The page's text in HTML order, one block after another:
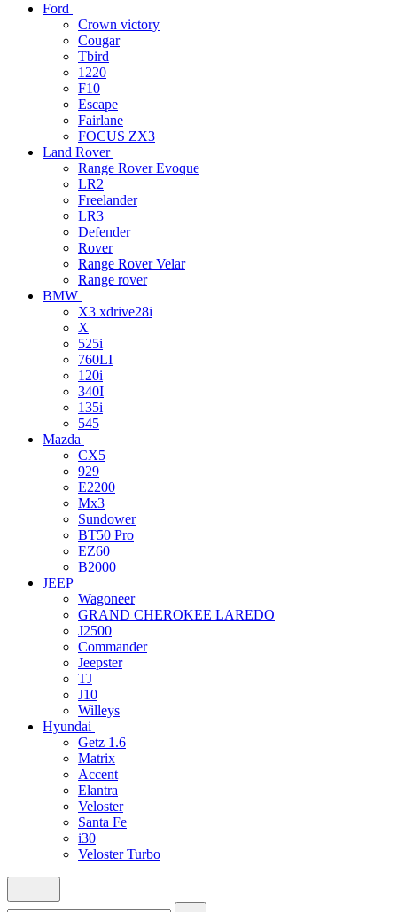
Ford
Crown victory
Cougar
Tbird
1220
F10
Escape
Fairlane
FOCUS ZX3
Land Rover
Range Rover Evoque
LR2
Freelander
LR3
Defender
Rover
Range Rover Velar
Range rover
BMW
X3 xdrive28i
X
525i
760LI
120i
340I
135i
545
Mazda
CX5
929
E2200
Mx3
Sundower
BT50 Pro
EZ60
B2000
JEEP
Wagoneer
GRAND CHEROKEE LAREDO
J2500
Commander
Jeepster
TJ
J10
Willeys
Hyundai
Getz 1.6
Matrix
Accent
Elantra
Veloster
Santa Fe
i30
Veloster Turbo